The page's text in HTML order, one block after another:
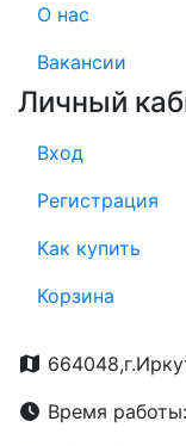
О нас
Вакансии
Личный
Вход
Регистрация
Как купить
Корзина
Время